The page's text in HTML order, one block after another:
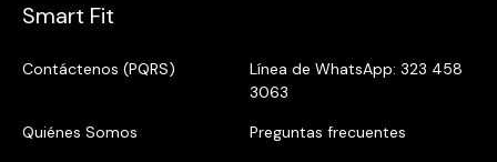
Smart Fit
Contáctenos (PQRS)
Línea de WhatsApp: 323 458
3063
Quiénes Somos
Preguntas frecuentes